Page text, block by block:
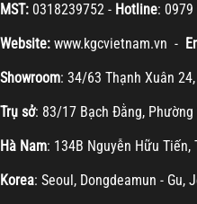
MST: 0318239752 - Hotline:
Website: www.kgcvietnam.vn -
Showroom: 34/63 Thạnh Xuân
Trụ sở: 83/17 Bạch Đằng, Phường
Hà Nam: 134B Nguyễn Hữu Tiến,
Korea: Seoul, Dongdeamun - Gu,